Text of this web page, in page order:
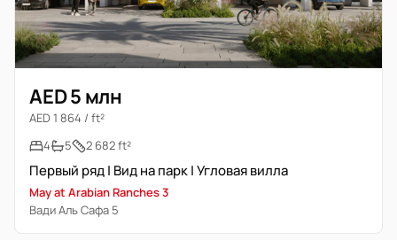
AED 5 млн
AED 1 864 / ft²
4
5 2 682 ft²
Первый ряд | Вид на парк | Угловая вилла
May at Arabian Ranches 3
Вади Аль Сафа 5